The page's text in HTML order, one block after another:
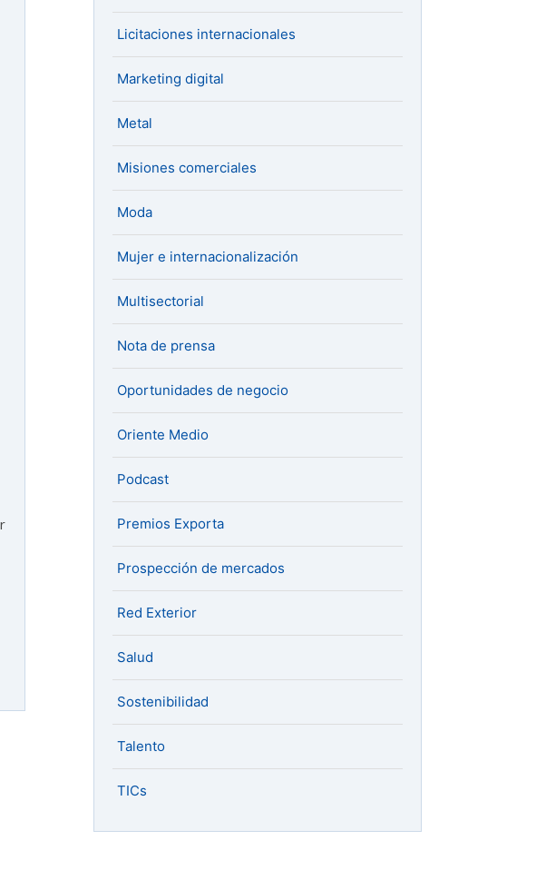
Licitaciones internacionales
Marketing digital
Metal
Misiones comerciales
Moda
Mujer e internacionalización
Multisectorial
Nota de prensa
Oportunidades de negocio
Oriente Medio
Podcast
Premios Exporta
Prospección de mercados
Red Exterior
Salud
Sostenibilidad
Talento
TICs